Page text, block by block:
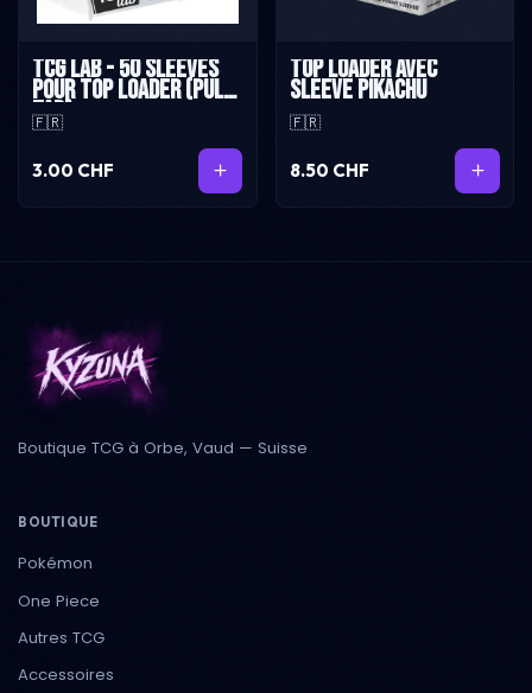
TCG Lab - 50 sleeves
pour top loader (pull
tab)
🇫🇷
3.00 CHF
Top loader avec
sleeve Pikachu
🇫🇷
8.50 CHF
Boutique TCG à Orbe, Vaud — Suisse
BOUTIQUE
Pokémon
One Piece
Autres TCG
Accessoires